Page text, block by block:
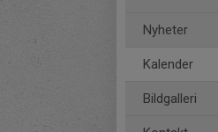
Nyheter
Kalender
Bildgalleri